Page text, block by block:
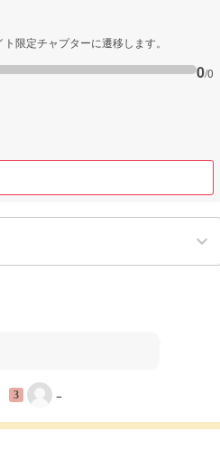
限定チャプターに遷移します。
0/0
keyboard_arrow_down
3 −